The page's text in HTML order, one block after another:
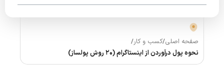
صفحه اصلی/کسب و کار/
نحوه پول درآوردن از اینستاگرام (20 روش پولساز)